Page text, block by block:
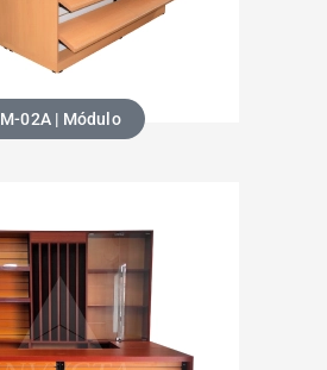
M-02A | Módulo